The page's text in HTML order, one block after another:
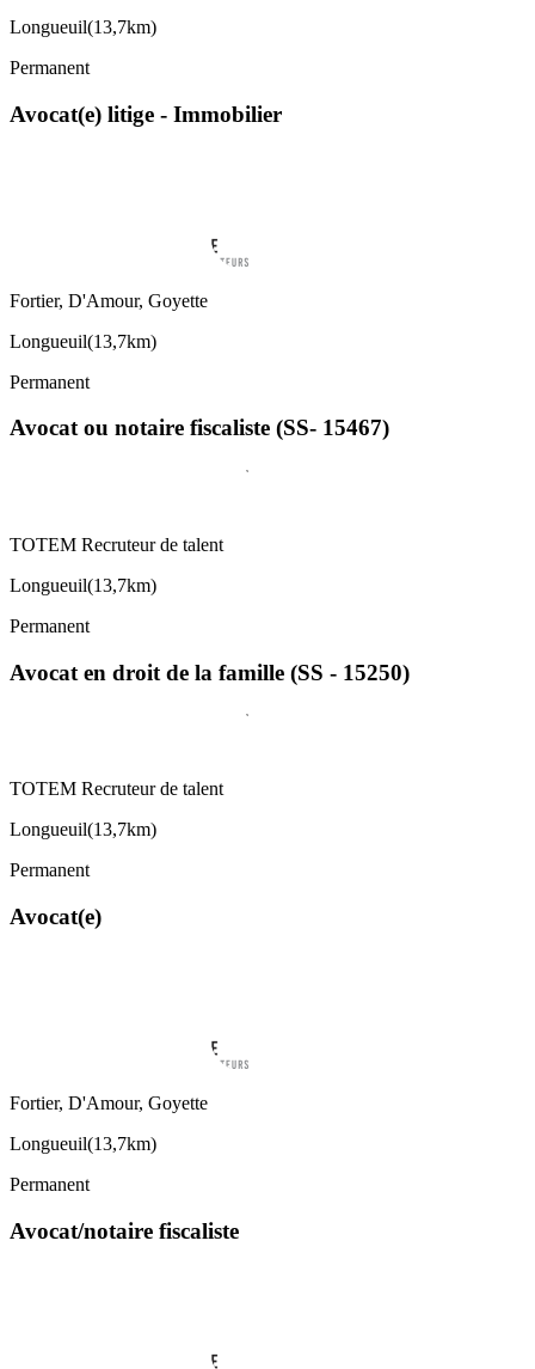
Longueuil(13,7km)
Permanent
Avocat(e) litige - Immobilier
Fortier, D'Amour, Goyette
Longueuil(13,7km)
Permanent
Avocat ou notaire fiscaliste (SS- 15467)
TOTEM Recruteur de talent
Longueuil(13,7km)
Permanent
Avocat en droit de la famille (SS - 15250)
TOTEM Recruteur de talent
Longueuil(13,7km)
Permanent
Avocat(e)
Fortier, D'Amour, Goyette
Longueuil(13,7km)
Permanent
Avocat/notaire fiscaliste